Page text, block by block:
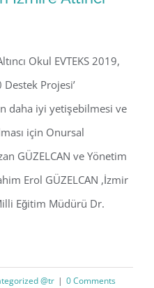
İzmir’e Altıncı
Okul EVTEKS 2019,
Destek Projesi’
daha iyi yetişebilmesi ve
için Onursal
GÜZELCAN ve Yönetim
Erol GÜZELCAN ,İzmir
Eğitim Müdürü Dr.
@tr | 0 Comments